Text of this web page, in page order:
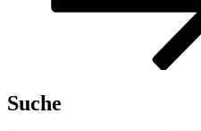
Suche